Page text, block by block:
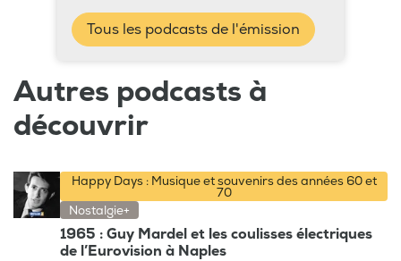
Tous les podcasts de l'émission
Autres podcasts à
découvrir
Happy Days : Musique et souvenirs des années 60 et
70
Nostalgie+
1965 : Guy Mardel et les coulisses électriques
de l’Eurovision à Naples